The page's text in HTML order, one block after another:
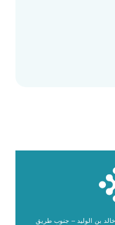
بن الوليد – جنوب طريق